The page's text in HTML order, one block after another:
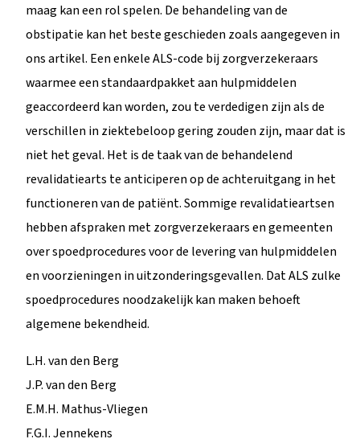
maag kan een rol spelen. De behandeling van de
obstipatie kan het beste geschieden zoals aangegeven in
ons artikel. Een enkele ALS-code bij zorgverzekeraars
waarmee een standaardpakket aan hulpmiddelen
geaccordeerd kan worden, zou te verdedigen zijn als de
verschillen in ziektebeloop gering zouden zijn, maar dat is
niet het geval. Het is de taak van de behandelend
revalidatiearts te anticiperen op de achteruitgang in het
functioneren van de patiënt. Sommige revalidatieartsen
hebben afspraken met zorgverzekeraars en gemeenten
over spoedprocedures voor de levering van hulpmiddelen
en voorzieningen in uitzonderingsgevallen. Dat ALS zulke
spoedprocedures noodzakelijk kan maken behoeft
algemene bekendheid.
L.H. van den Berg
J.P. van den Berg
E.M.H. Mathus-Vliegen
F.G.I. Jennekens